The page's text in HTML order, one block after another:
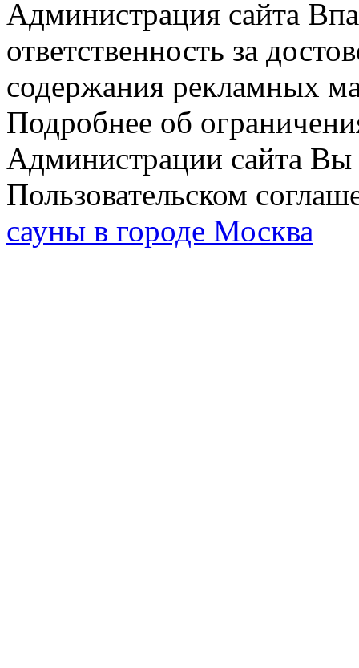
Администрация сайта
ответственность за
содержания рекламных
Подробнее об
Администрации сайта Вы
Пользовательском
сауны в городе Москва